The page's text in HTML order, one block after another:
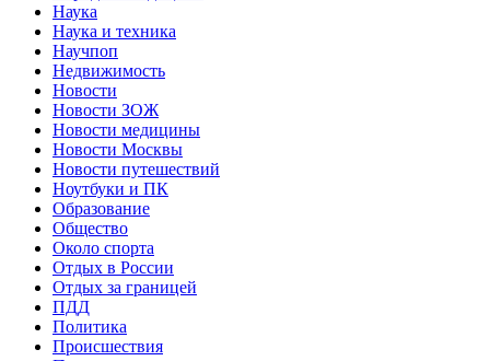
Наука
Наука и техника
Научпоп
Недвижимость
Новости
Новости ЗОЖ
Новости медицины
Новости Москвы
Новости путешествий
Ноутбуки и ПК
Образование
Общество
Около спорта
Отдых в России
Отдых за границей
ПДД
Политика
Происшествия